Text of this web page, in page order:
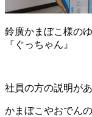
鈴廣かまぼこ様の
『ぐっちゃん』
社員の方の説明が
かまぼこやおでん